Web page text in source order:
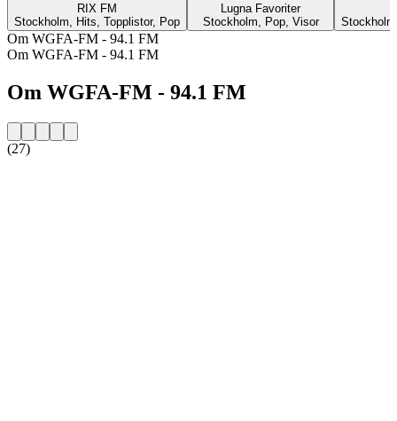
RIX FM
Stockholm, Hits, Topplistor, Pop
Lugna Favoriter
Stockholm, Pop, Visor
Om WGFA-FM - 94.1 FM
Om WGFA-FM - 94.1 FM
Om WGFA-FM - 94.1 FM
(27)